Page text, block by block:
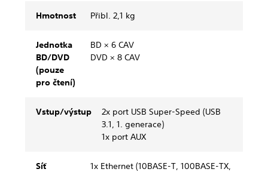
Hmotnost Přibl. 2,1 kg
Jednotka
BD/DVD
(pouze
pro čtení)
BD × 6 CAV
DVD × 8 CAV
Vstup/výstup
2x port USB Super-Speed (USB
3.1, 1. generace)
1x port AUX
Síť
1x Ethernet (10BASE-T, 100BASE-TX,